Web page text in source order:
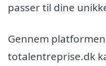
passer til dine
Gennem
totalentreprise.dk